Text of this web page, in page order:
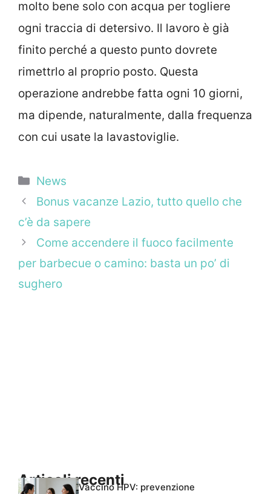
molto bene solo con acqua per togliere
ogni traccia di detersivo. Il lavoro è già
finito perché a questo punto dovrete
rimettrlo al proprio posto. Questa
operazione andrebbe fatta ogni 10 giorni,
ma dipende, naturalmente, dalla frequenza
con cui usate la lavastoviglie.
Categorie
News
Bonus vacanze Lazio, tutto quello che
c’è da sapere
Come accendere il fuoco facilmente
per barbecue o camino: basta un po’ di
sughero
Articoli recentiVaccino HPV: prevenzione